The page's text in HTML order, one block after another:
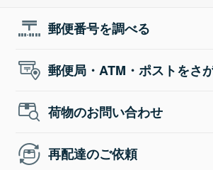
郵便番号を調べる
郵便局・ATM・ポストをさ
荷物のお問い合わせ
再配達のご依頼